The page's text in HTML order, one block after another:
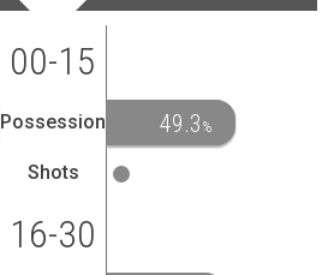
00-15
Possession 49.3 %
Shots
16-30